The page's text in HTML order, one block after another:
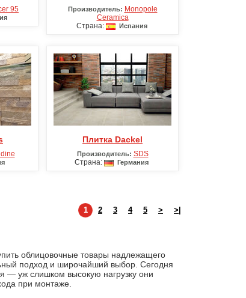
95
Производитель: Monopole
Ceramica
Страна:
Испания
Плитка Dackel
Производитель: SDS
Страна:
Германия
1 2 3 4 5 > >|
облицовочные товары надлежащего
подход и широчайший выбор. Сегодня
— уж слишком высокую нагрузку они
при монтаже.